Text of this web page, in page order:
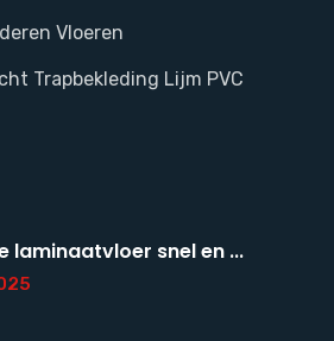
Vloeren
Trapbekleding Lijm PVC
laminaatvloer snel en ...